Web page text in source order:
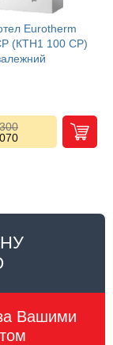
Eurotherm
(КТН1 100 CP)
Вашими